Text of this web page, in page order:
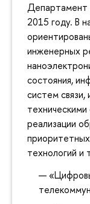
Департамент
2015 году. В
инженерных
состояния,
систем связи,
реализации
приоритетных
технологий и